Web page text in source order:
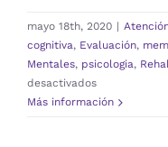
mayo 18th, 2020 |
cognitiva, Evaluación,
Mentales, psicologia,
desactivadosen
Más información